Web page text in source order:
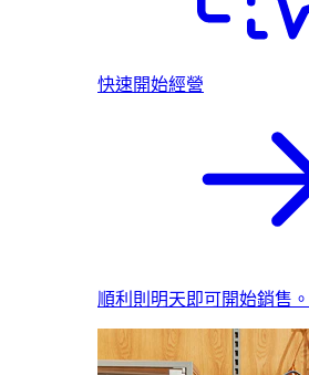
快速開始經營
順利則明天即可開始銷售。